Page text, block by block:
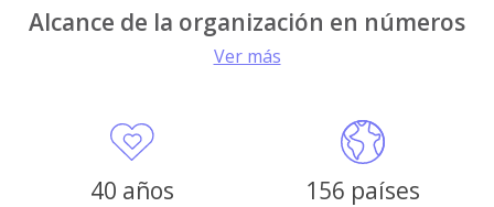
Alcance de la organización en números
Ver más
40 años 156 países